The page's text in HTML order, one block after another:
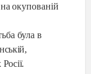
наокупованій
була в